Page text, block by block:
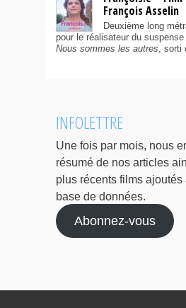
François Asselin
Deuxième long
pour le réalisateur du
Nous sommes les autres, sorti
INFOLETTRE
Une fois par mois, nous
résumé de nos articles
plus récents films ajoutés
base de données.
Abonnez-vous